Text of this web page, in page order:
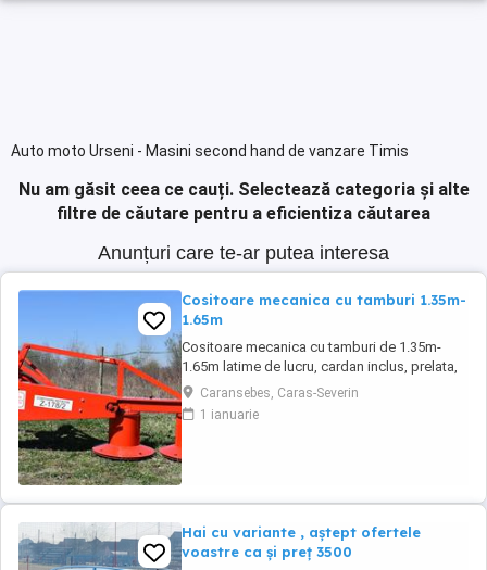
Auto moto Urseni - Masini second hand de vanzare Timis
Nu am găsit ceea ce cauți. Selectează categoria și alte
filtre de căutare pentru a eficientiza căutarea
Anunțuri care te-ar putea interesa
Cositoare mecanica cu tamburi 1.35m-
1.65m
Cositoare mecanica cu tamburi de 1.35m-
1.65m latime de lucru, cardan inclus, prelata,
cheie de cutite Transport in toate judetele
Caransebes, Caras-Severin
1 ianuarie
Hai cu variante , aștept ofertele
voastre ca și preț 3500